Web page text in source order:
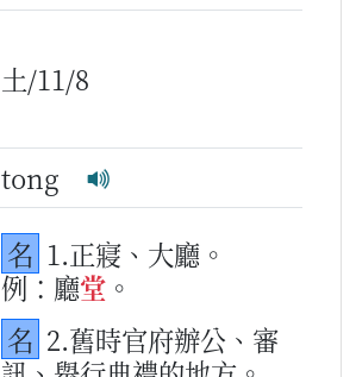
土/11/8
tong
名 1.正寢、大廳。
例：廳堂 。
名 2.舊時官府辦公、審